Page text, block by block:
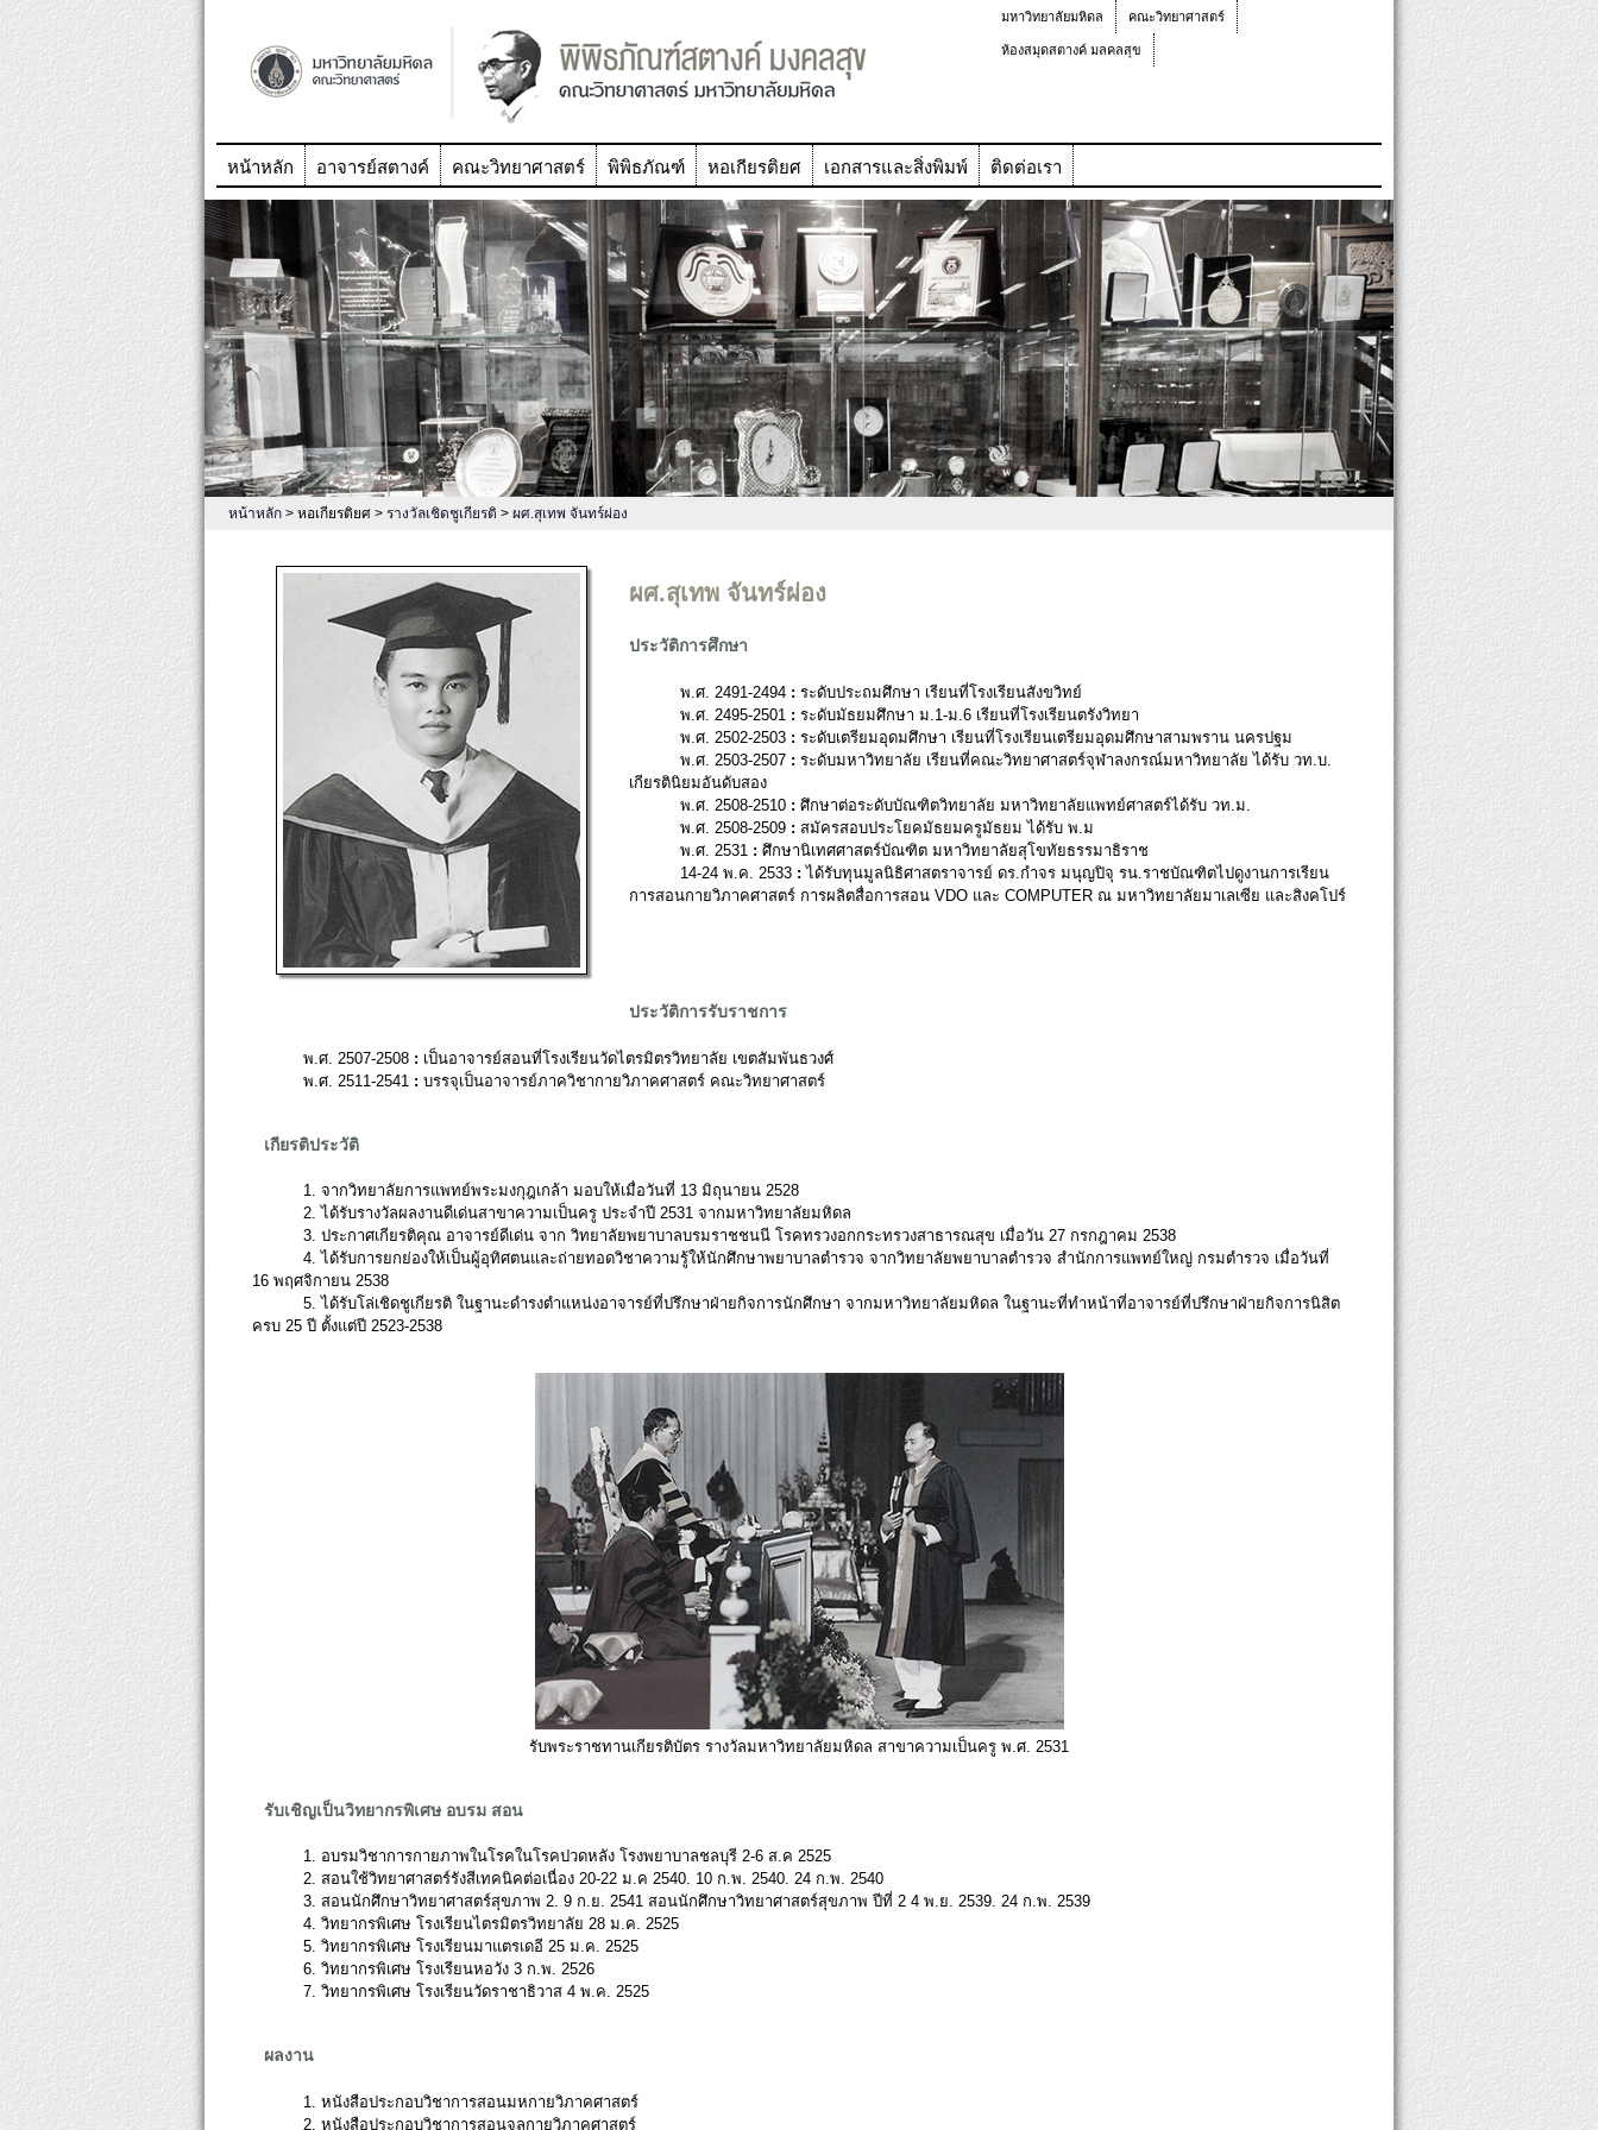
มหาวิทยาลัยมหิดล คณะวิทยาศาสตร์
ห้องสมุดสตางค์ มลคลสุข
หน้าหลัก อาจารย์สตางค์ คณะวิทยาศาสตร์ พิพิธภัณฑ์ หอเกียรติยศ เอกสารและสิ่งพิมพ์ ติดต่อเรา
หน้าหลัก > หอเกียรติยศ > รางวัลเชิดชูเกียรติ > ผศ.สุเทพ จันทร์ผ่อง
ผศ.สุเทพ จันทร์ผ่อง
ประวัติการศึกษา
พ.ศ. 2491-2494: ระดับประถมศึกษา เรียนที่โรงเรียนสังขวิทย์
พ.ศ. 2495-2501 : ระดับมัธยมศึกษา ม.1-ม.6 เรียนที่โรงเรียนตรังวิทยา
พ.ศ. 2502-2503: ระดับเตรียมอุดมศึกษา เรียนที่โรงเรียนเตรียมอุดมศึกษาสามพราน นครปฐม
พ.ศ. 2503-2507: ระดับมหาวิทยาลัย เรียนที่คณะวิทยาศาสตร์จุฬาลงกรณ์มหาวิทยาลัย ได้รับ วท.บ.
เกียรตินิยมอันดับสอง
พ.ศ. 2508-2510: ศึกษาต่อระดับบัณฑิตวิทยาลัย มหาวิทยาลัยแพทย์ศาสตร์ได้รับ วท.ม.
พ.ศ. 2508-2509: สมัครสอบประโยคมัธยมครูมัธยม ได้รับ พ.ม
พ.ศ. 2531 : ศึกษานิเทศศาสตร์บัณฑิต มหาวิทยาลัยสุโขทัยธรรมาธิราช
14-24 พ.ค. 2533:ได้รับทุนมูลนิธิศาสตราจารย์ ดร.กำจร มนุญปิจุ รน.ราชบัณฑิตไปดูงานการเรียน
การสอนกายวิภาคศาสตร์ การผลิตสื่อการสอน VDO และ COMPUTER ณ มหาวิทยาลัยมาเลเซีย และสิงคโปร์
ประวัติการรับราชการ
พ.ศ. 2507-2508: เป็นอาจารย์สอนที่โรงเรียนวัดไตรมิตรวิทยาลัย เขตสัมพันธวงศ์
พ.ศ. 2511-2541: บรรจุเป็นอาจารย์ภาควิชากายวิภาคศาสตร์ คณะวิทยาศาสตร์
เกียรติประวัติ
1. จากวิทยาลัยการแพทย์พระมงกุฎเกล้า มอบให้เมื่อวันที่ 13 มิถุนายน 2528
2. ได้รับรางวัลผลงานดีเด่นสาขาความเป็นครู ประจำปี 2531 จากมหาวิทยาลัยมหิดล
3. ประกาศเกียรติคุณ อาจารย์ดีเด่น จาก วิทยาลัยพยาบาลบรมราชชนนี โรคทรวงอกกระทรวงสาธารณสุข เมื่อวัน 27 กรกฎาคม 2538
4. ได้รับการยกย่องให้เป็นผู้อุทิศตนและถ่ายทอดวิชาความรู้ให้นักศึกษาพยาบาลตำรวจ จากวิทยาลัยพยาบาลตำรวจ สำนักการแพทย์ใหญ่ กรมตำรวจ เมื่อวันที่
16 พฤศจิกายน 2538
5. ได้รับโล่เชิดชูเกียรติ ในฐานะดำรงตำแหน่งอาจารย์ที่ปรึกษาฝ่ายกิจการนักศึกษา จากมหาวิทยาลัยมหิดล ในฐานะที่ทำหน้าที่อาจารย์ที่ปรึกษาฝ่ายกิจการนิสิต
ครบ 25 ปี ตั้งแต่ปี 2523-2538
รับพระราชทานเกียรติบัตร รางวัลมหาวิทยาลัยมหิดล สาขาความเป็นครู พ.ศ. 2531
รับเชิญเป็นวิทยากรพิเศษ อบรม สอน
1. อบรมวิชาการกายภาพในโรคในโรคปวดหลัง โรงพยาบาลชลบุรี 2-6 ส.ค 2525
2. สอนใช้วิทยาศาสตร์รังสีเทคนิคต่อเนื่อง 20-22 ม.ค 2540. 10 ก.พ. 2540. 24 ก.พ. 2540
3. สอนนักศึกษาวิทยาศาสตร์สุขภาพ 2. 9 ก.ย. 2541 สอนนักศึกษาวิทยาศาสตร์สุขภาพ ปีที่ 2 4 พ.ย. 2539. 24 ก.พ. 2539
4. วิทยากรพิเศษ โรงเรียนไตรมิตรวิทยาลัย 28 ม.ค. 2525
5. วิทยากรพิเศษ โรงเรียนมาแตรเดอี 25 ม.ค. 2525
6. วิทยากรพิเศษ โรงเรียนหอวัง 3 ก.พ. 2526
7. วิทยากรพิเศษ โรงเรียนวัดราชาธิวาส 4 พ.ค. 2525
ผลงาน
1. หนังสือประกอบวิชาการสอนมหกายวิภาคศาสตร์
2. หนังสือประกอบวิชาการสอนจุลกายวิภาคศาสตร์